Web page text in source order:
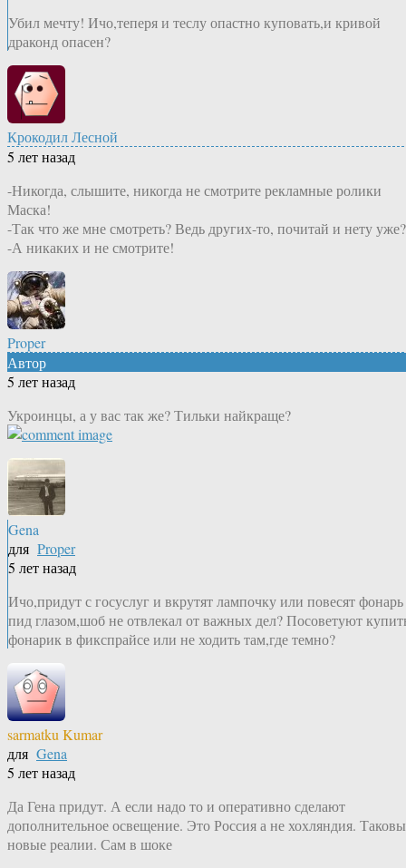
Убил мечту! Ичо,теперя и теслу опастно куповать,и кривой
драконд опасен?
Крокодил Лесной
5 лет назад
-Никогда, слышите, никогда не смотрите рекламные ролики
Маска!
-Так что же мне смотреть? Ведь других-то, почитай и нету уже?
-А никаких и не смотрите!
Proper
Автор
5 лет назад
Укроинцы, а у вас так же? Тильки найкраще?
Gena
для Proper
5 лет назад
Ичо,придут с госуслуг и вкрутят лампочку или повесят фонарь
пид глазом,шоб не отвлекал от важных дел? Посоветуют
фонарик в фикспрайсе или не ходить там,где темно?
sarmatku Kumar
для Gena
5 лет назад
Да Гена придут. А если надо то и оперативно сделают
дополнительное освещение. Это Россия а не хохляндия. Таковы
новые реалии. Сам в шоке